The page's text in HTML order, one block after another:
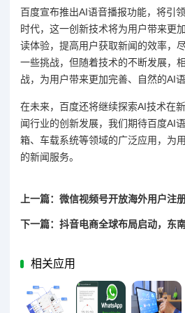
百度宣布推出AI语音播报功能，将引
时代，这一创新技术将为用户带来更
读体验，提高用户获取新闻的效率，
一些挑战，但随着技术的不断发展，
战，为用户带来更加完善、自然的AI语
在未来，百度还将继续探索AI技术在
闻行业的创新发展，我们期待百度AI
箱、车载系统等领域的广泛应用，为
的新闻服务。
上一篇：微信视频号开放海外用户注
下一篇：抖音电商全球布局启动，东
相关应用